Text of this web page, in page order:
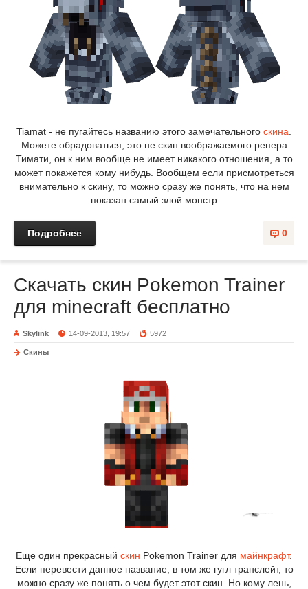
Tiamat - не пугайтесь названию этого замечательного скина
Можете обрадоваться, это не скин воображаемого репера
Тимати, он к ним вообще не имеет никакого отношения, а то
может покажется кому нибудь. Вообщем если присмотреться
внимательно к скину, то можно сразу же понять, что на нем
показан самый злой монстр
0
Подробнее
Скачать скин Pokemon Trainer
для minecraft бесплатно
Skylink 14-09-2013, 19:57 5972
Скины
Еще один прекрасный скин Pokemon Trainer для майнкрафт.
Если перевести данное название, в том же гугл транслейт, то
можно сразу же понять о чем будет этот скин. Но кому лень,